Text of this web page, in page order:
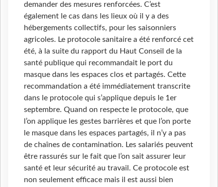
demander des mesures renforcées. C’est
également le cas dans les lieux où il y a des
hébergements collectifs, pour les saisonniers
agricoles. Le protocole sanitaire a été renforcé cet
été, à la suite du rapport du Haut Conseil de la
santé publique qui recommandait le port du
masque dans les espaces clos et partagés. Cette
recommandation a été immédiatement transcrite
dans le protocole qui s’applique depuis le 1er
septembre. Quand on respecte le protocole, que
l’on applique les gestes barrières et que l’on porte
le masque dans les espaces partagés, il n’y a pas
de chaînes de contamination. Les salariés peuvent
être rassurés sur le fait que l’on sait assurer leur
santé et leur sécurité au travail. Ce protocole est
non seulement efficace mais il est aussi bien